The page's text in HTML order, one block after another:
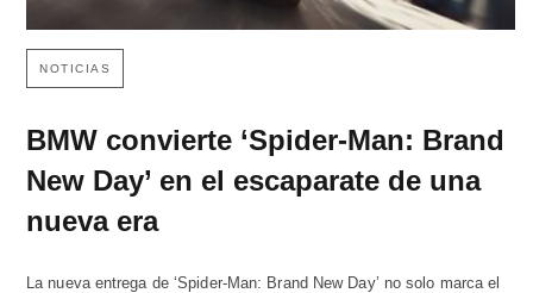
NOTICIAS
BMW convierte ‘Spider-Man: Brand
New Day’ en el escaparate de una
nueva era
La nueva entrega de ‘Spider-Man: Brand New Day’ no solo marca el